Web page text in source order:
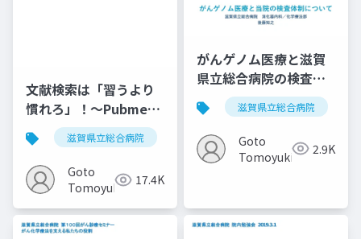
文献検索は「習うより
慣れろ」！〜Pubmed
編〜
滋賀県立総合病院 抄読会 論文
Goto
Tomoyuki
17.4K
がんゲノム医療と滋賀
県立総合病院の検査体
制について滋賀県立総合病院
Goto
Tomoyuki
2.9K